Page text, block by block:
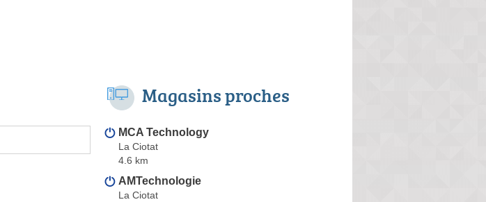
Magasins proches
MCA Technology
La Ciotat
4.6 km
AMTechnologie
La Ciotat